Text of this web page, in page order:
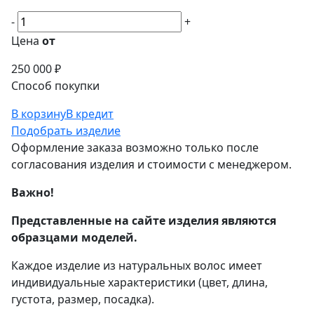
-
+
Цена от
250 000 ₽
Способ покупки
В корзинуВ кредит
Подобрать изделие
Оформление заказа возможно только после
согласования изделия и стоимости с менеджером.
Важно!
Представленные на сайте изделия являются
образцами моделей.
Каждое изделие из натуральных волос имеет
индивидуальные характеристики (цвет, длина,
густота, размер, посадка).